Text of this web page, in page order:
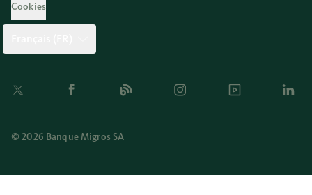
Cookies
Twitter Facebook Blog Instagram Youtube
© 2026 Banque Migros SA